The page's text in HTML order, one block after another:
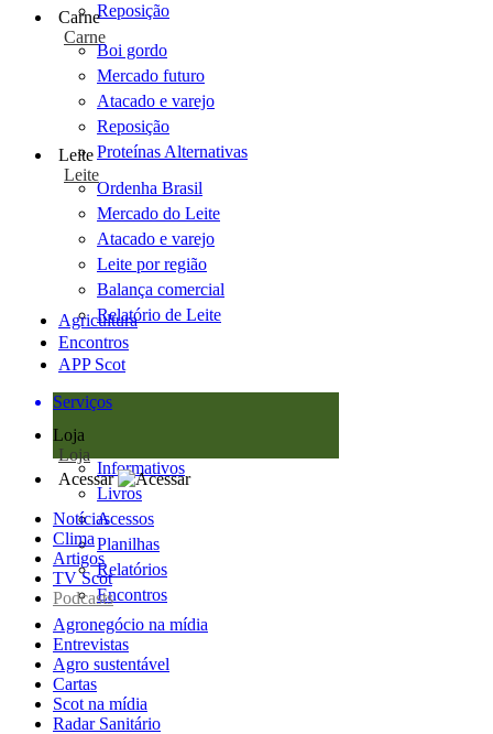
Reposição
Carne
Carne
Boi gordo
Mercado futuro
Atacado e varejo
Reposição
Proteínas Alternativas
Leite
Leite
Ordenha Brasil
Mercado do Leite
Atacado e varejo
Leite por região
Balança comercial
Relatório de Leite
Agricultura
Encontros
APP Scot
Serviços
Loja
Loja
Informativos
Livros
Acessos
Planilhas
Relatórios
Encontros
Acessar
Notícias
Clima
Artigos
TV Scot
Podcasts
Agronegócio na mídia
Entrevistas
Agro sustentável
Cartas
Scot na mídia
Radar Sanitário